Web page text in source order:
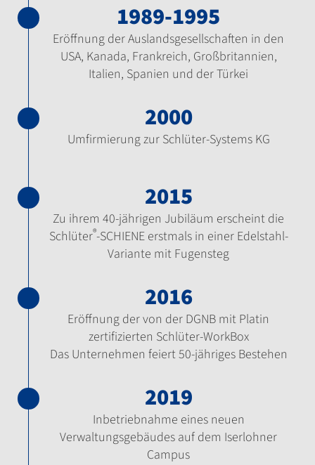
1989-1995
Eröffnung der Auslandsgesellschaften in den
USA, Kanada, Frankreich, Großbritannien,
Italien, Spanien und der Türkei
2000
Umfirmierung zur Schlüter-Systems KG
2015
Zu ihrem 40-jährigen Jubiläum erscheint die
Schlüter®-SCHIENE erstmals in einer Edelstahl-
Variante mit Fugensteg
2016
Eröffnung der von der DGNB mit Platin
zertifizierten Schlüter-WorkBox
Das Unternehmen feiert 50-jähriges Bestehen
2019
Inbetriebnahme eines neuen
Verwaltungsgebäudes auf dem Iserlohner
Campus